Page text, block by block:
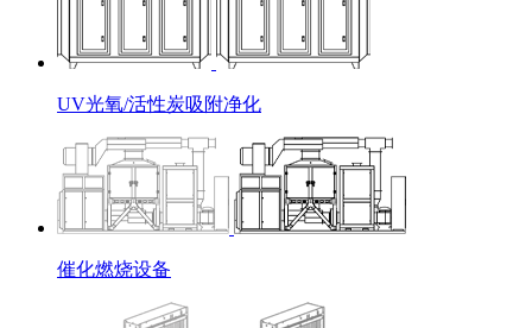
UV光氧/活性炭吸附净化
催化燃烧设备